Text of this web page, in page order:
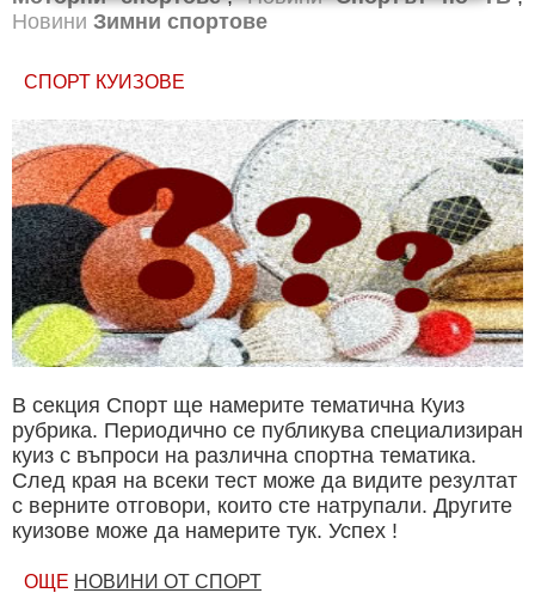
Новини Зимни спортове
СПОРТ КУИЗОВЕ
В секция Спорт ще намерите тематична Куиз
рубрика. Периодично се публикува специализиран
куиз с въпроси на различна спортна тематика.
След края на всеки тест може да видите резултат
с верните отговори, които сте натрупали. Другите
куизове може да намерите тук. Успех !
ОЩЕ НОВИНИ ОТ СПОРТ